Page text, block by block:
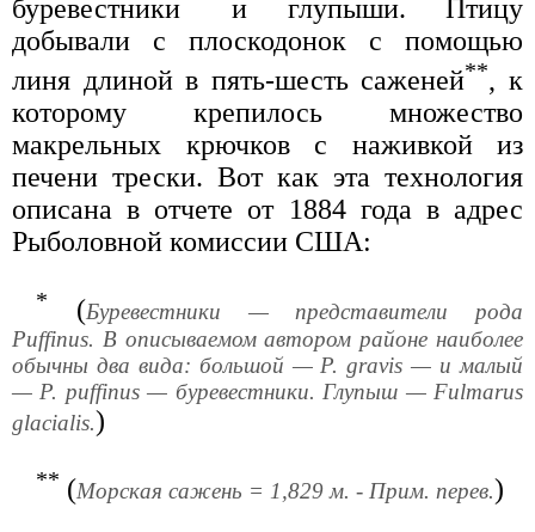
буревестники
и глупыши. Птицу
добывали с плоскодонок с помощью
линя длиной в пять-шесть саженей**, к
которому крепилось множество
макрельных крючков с наживкой из
печени трески. Вот как эта технология
описана в отчете от 1884 года в адрес
Рыболовной комиссии США:
* (Буревестники — представители рода
Puffinus. В описываемом автором районе наиболее
обычны два вида: большой — P. gravis — и малый
— P. puffinus — буревестники. Глупыш — Fulmarus
glacialis.)
** (Морская сажень = 1,829 м. - Прим. перев.)